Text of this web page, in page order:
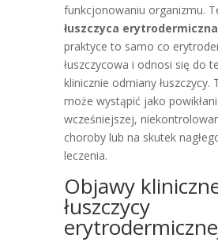
funkcjonowaniu organizmu.
łuszczyca erytrodermiczna
praktyce to samo co
łuszczycowa i odnosi się do
klinicznie odmiany łuszczycy.
może wystąpić jako
wcześniejszej,
choroby lub na skutek
leczenia.
Objawy
łuszczycy